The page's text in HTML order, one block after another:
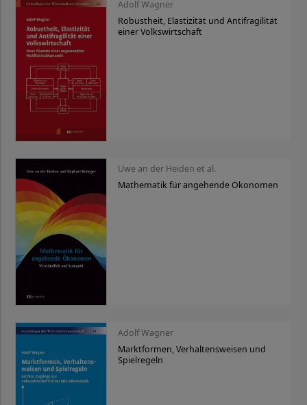
Adolf Wagner
Robustheit, Elastizität und Antifragilität
einer Volkswirtschaft
Uwe an der Heiden et al.
Mathematik für angehende Ökonomen
Adolf Wagner
Marktformen, Verhaltensweisen und
Spielregeln